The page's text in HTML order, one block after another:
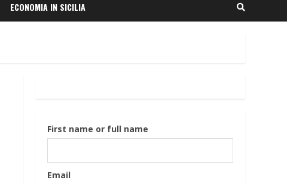
ECONOMIA IN SICILIA
First name or full name
Email